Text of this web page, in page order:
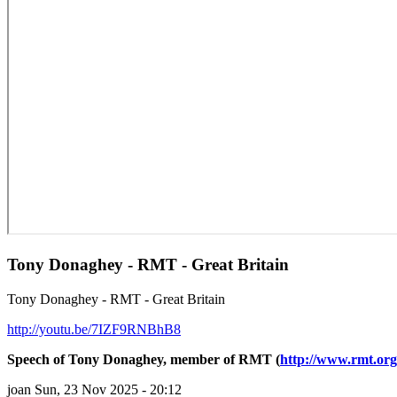
Tony Donaghey - RMT - Great Britain
Tony Donaghey - RMT - Great Britain
http://youtu.be/7IZF9RNBhB8
Speech of Tony Donaghey, member of RMT (http://
joan Sun, 23 Nov 2025 - 20:12